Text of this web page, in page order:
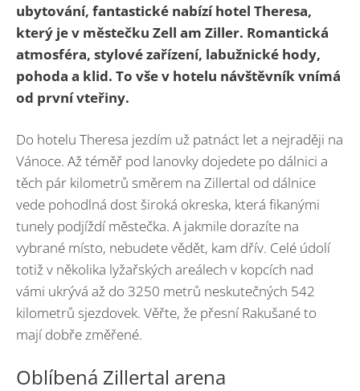
ubytování, fantastické nabízí hotel Theresa,
který je v městečku Zell am Ziller. Romantická
atmosféra, stylové zařízení, labužnické hody,
pohoda a klid. To vše v hotelu návštěvník vnímá
od první vteřiny.
Do hotelu Theresa jezdím už patnáct let a nejraději na
Vánoce. Až téměř pod lanovky dojedete po dálnici a
těch pár kilometrů směrem na Zillertal od dálnice
vede pohodlná dost široká okreska, která fikanými
tunely podjíždí městečka. A jakmile dorazíte na
vybrané místo, nebudete vědět, kam dřív. Celé údolí
totiž v několika lyžařských areálech v kopcích nad
vámi ukrývá až do 3250 metrů neskutečných 542
kilometrů sjezdovek. Věřte, že přesní Rakušané to
mají dobře změřené.
Oblíbená Zillertal arena